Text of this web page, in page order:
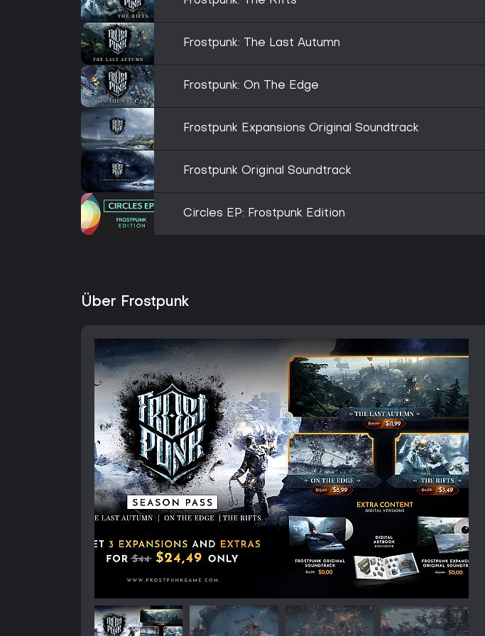
Frostpunk: The Last Autumn
Frostpunk: On The Edge
Frostpunk Expansions Original Soundtrack
Frostpunk Original Soundtrack
Circles EP: Frostpunk Edition
Über Frostpunk